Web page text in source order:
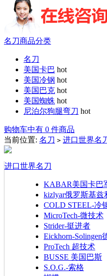
名刀商品分类
名刀
美国卡巴 hot
美国冷钢 hot
美国巴克 hot
美国蜘蛛 hot
尼泊尔狗腿弯刀 hot
购物车中有 0 件商品
当前位置: 名刀 > 进口世界名
进口世界名刀
KABAR美国卡巴
kizlyar俄罗斯基兹
COLD STEEL-冷
MicroTech-微技术
Strider-挺进者
Eickhorn-Solingen
ProTech 超技术
BUSSE 美国巴斯
S.O.G.-索格